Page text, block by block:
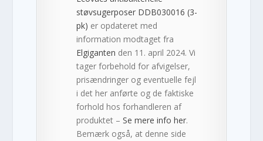
støvsugerposer DDB030016 (3-
pk) er opdateret med
information modtaget fra
Elgiganten den 11. april 2024. Vi
tager forbehold for afvigelser,
prisændringer og eventuelle fejl
i det her anførte og de faktiske
forhold hos forhandleren af
produktet –Se mere info her.
Bemærk også, at denne side